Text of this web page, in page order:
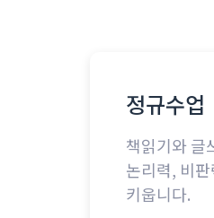
정규수업
책읽기와 글
논리력, 비
키웁니다.